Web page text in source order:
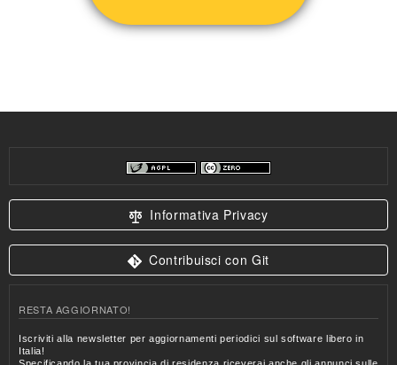
Informativa Privacy
Contribuisci con Git
RESTA AGGIORNATO!